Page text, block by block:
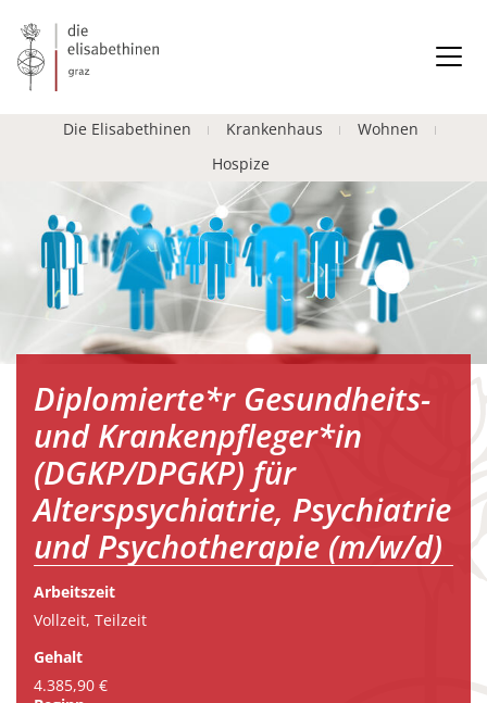
Die Elisabethinen Krankenhaus
Wohnen
Hospize
Diplomierte*r Gesundheits-
und Krankenpfleger*in
(DGKP/DPGKP) für
Alterspsychiatrie, Psychiatrie
und Psychotherapie (m/w/d)
Arbeitszeit
Vollzeit, Teilzeit
Gehalt
4.385,90 €